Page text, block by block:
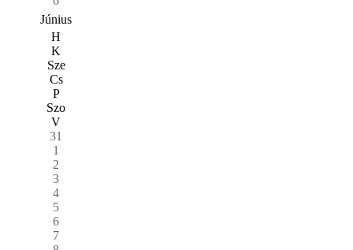
Június
H
K
Sze
Cs
P
Szo
V
31
1
2
3
4
5
6
7